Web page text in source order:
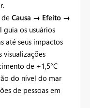
de Causa → Efeito →
guia os usuários
até seus impactos
visualizações
de +1,5°C
do nível do mar
de pessoas em